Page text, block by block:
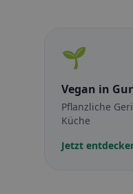
🌱
Vegan in
Pflanzliche
Küche
Jetzt